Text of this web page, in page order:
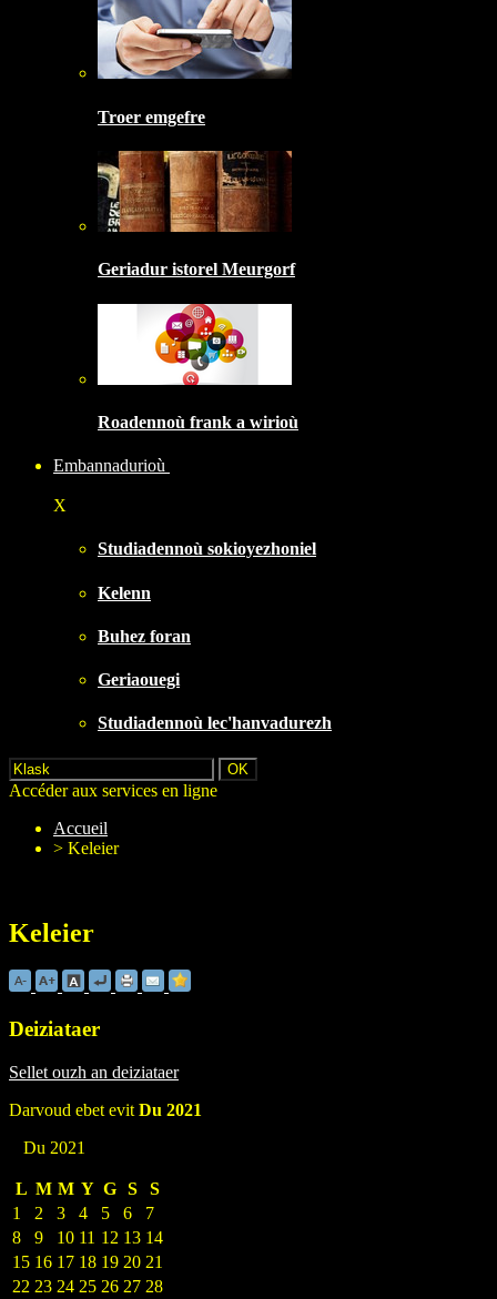
Troer emgefre
Geriadur istorel Meurgorf
Roadennoù frank a wirioù
Embannadurioù
X
Studiadennoù sokioyezhoniel
Kelenn
Buhez foran
Geriaouegi
Studiadennoù lec'hanvadurezh
Accéder aux services en ligne
Accueil
> Keleier
Keleier
Deiziataer
Sellet ouzh an deiziataer
Darvoud ebet evit Du 2021
Du 2021
L M M Y G S
S
1
2 3 4 5 6
7
8
9 10 11 12 13 14
15 16 17 18 19 20 21
22 23 24 25 26 27 28